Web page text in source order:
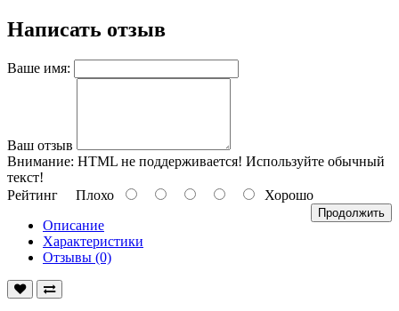
Написать отзыв
Ваше имя:
Ваш отзыв
Внимание: HTML не поддерживается! Используйте обычный
текст!
Рейтинг Плохо Хорошо
Продолжить
Описание
Характеристики
Отзывы (0)